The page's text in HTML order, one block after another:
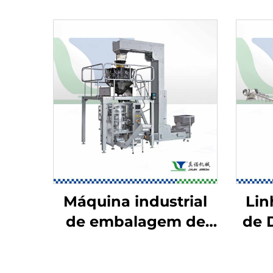
Máquina industrial
de embalagem de
de